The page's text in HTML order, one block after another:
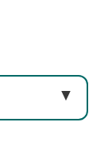
▼